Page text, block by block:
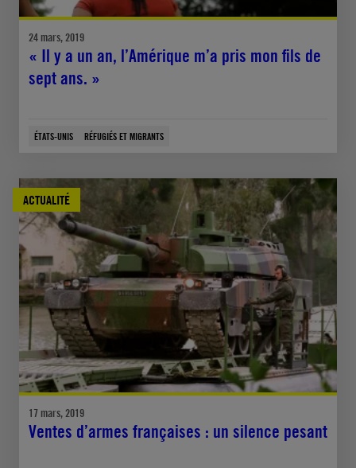
24 mars, 2019
« Il y a un an, l’Amérique m’a pris mon fils de
sept ans. »
ÉTATS-UNIS RÉFUGIÉS ET MIGRANTS
ACTUALITÉ
17 mars, 2019
Ventes d’armes françaises : un silence pesant